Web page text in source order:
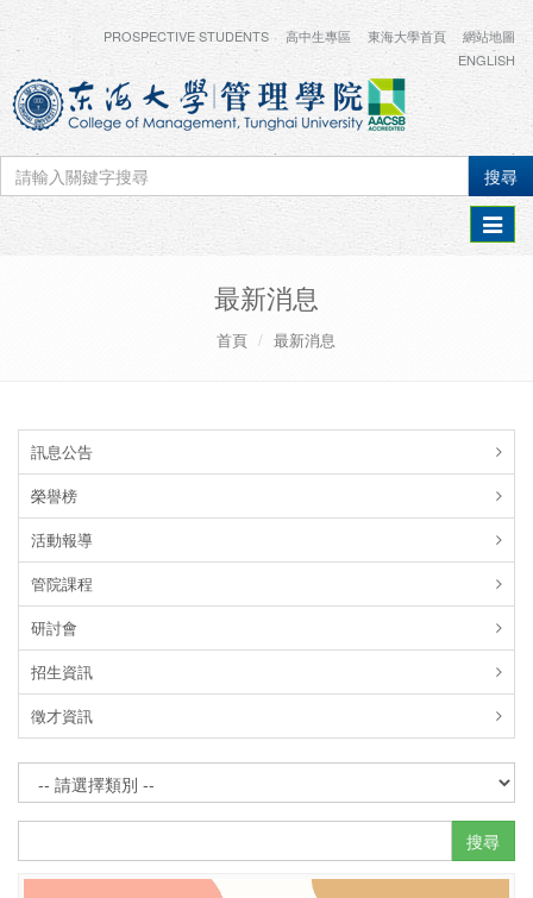
PROSPECTIVE STUDENTS 高中生專區 東海大學首頁
網站地圖
ENGLISH
搜尋
Toggle
最新消息
首頁 最新消息
訊息公告
榮譽榜
活動報導
管院課程
研討會
招生資訊
徵才資訊
搜尋